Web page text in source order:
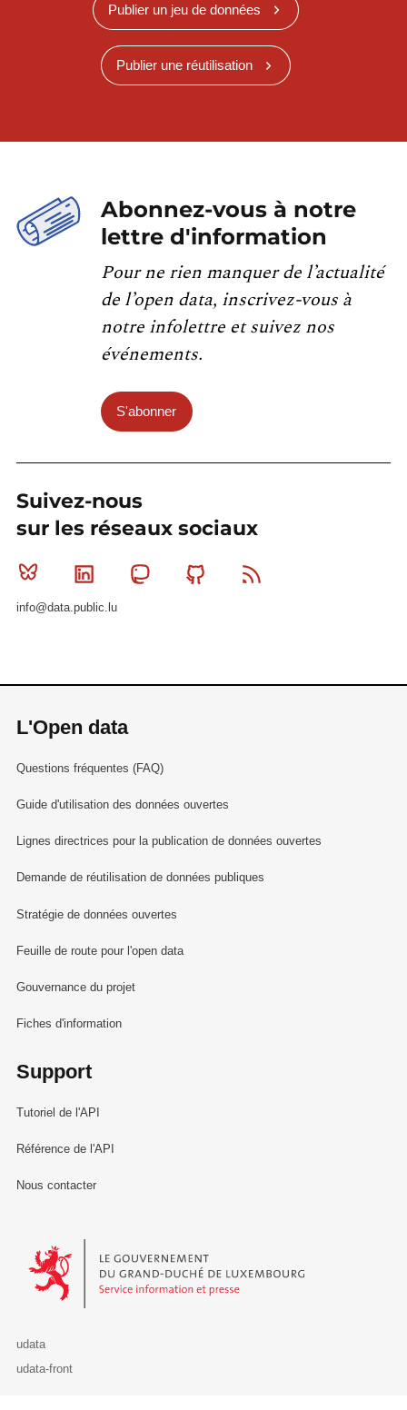
Publier un jeu de données
Publier une réutilisation
Abonnez-vous à notre
lettre d'information
Pour ne rien manquer de l’actualité
de l’open data, inscrivez-vous à
notre infolettre et suivez nos
événements.
S'abonner
Suivez-nous
sur les réseaux sociaux
Bluesky Linkedin MastodonGithub
info@data.public.lu
L'Open data
Questions fréquentes (FAQ)
Guide d'utilisation des données ouvertes
Lignes directrices pour la publication de données ouvertes
Demande de réutilisation de données publiques
Stratégie de données ouvertes
Feuille de route pour l'open data
Gouvernance du projet
Fiches d'information
Support
Tutoriel de l'API
Référence de l'API
Nous contacter
Le Gouvernement du Grand-Duché de Luxembourg - Service
udata
udata-front